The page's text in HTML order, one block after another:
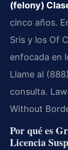
(felony)
cinco años.
Sris y los Of
enfocada en
Llame al
consulta.
Without
Por qué es
Licencia